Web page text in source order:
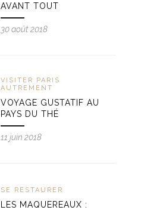
AVANT TOUT
30 août 2018
VISITER PARIS
AUTREMENT
VOYAGE GUSTATIF AU
PAYS DU THÉ
11 juin 2018
SE RESTAURER
LES MAQUEREAUX :